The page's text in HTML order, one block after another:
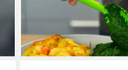
lieferbar - in 3-4 Werktagen bei dir
+2